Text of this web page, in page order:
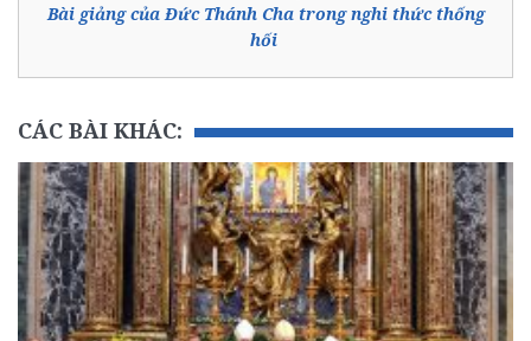
Bài giảng của Đức Thánh Cha trong nghi thức thống
hối
CÁC BÀI KHÁC: